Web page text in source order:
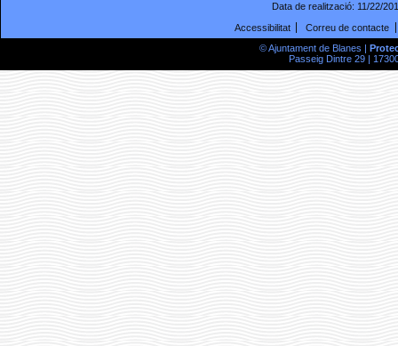
Data de realització: 11/22/
Accessibilitat
Correu de contacte
© Ajuntament de Blanes |
Passeig Dintre 29 |